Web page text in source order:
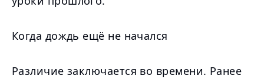
Когда дождь ещё не начался
Различие заключается во времени. Ранее